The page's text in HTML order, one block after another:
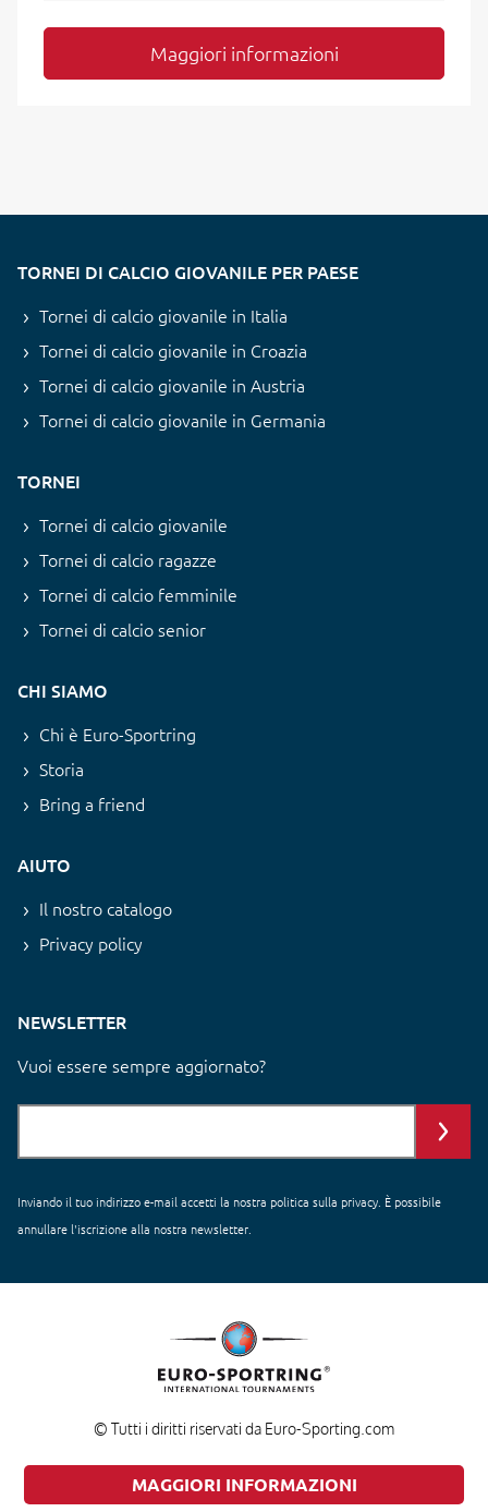
Maggiori informazioni
TORNEI DI CALCIO GIOVANILE PER PAESE
Tornei di calcio giovanile in Italia
Tornei di calcio giovanile in Croazia
Tornei di calcio giovanile in Austria
Tornei di calcio giovanile in Germania
TORNEI
Tornei di calcio giovanile
Tornei di calcio ragazze
Tornei di calcio femminile
Tornei di calcio senior
CHI SIAMO
Chi è Euro-Sportring
Storia
Bring a friend
AIUTO
Il nostro catalogo
Privacy policy
NEWSLETTER
Vuoi essere sempre aggiornato?
Inviando il tuo indirizzo e-mail accetti la nostra politica sulla privacy . È possibile
annullare l'iscrizione alla nostra newsletter.
© Tutti i diritti riservati da Euro-Sporting.com
MAGGIORI INFORMAZIONI